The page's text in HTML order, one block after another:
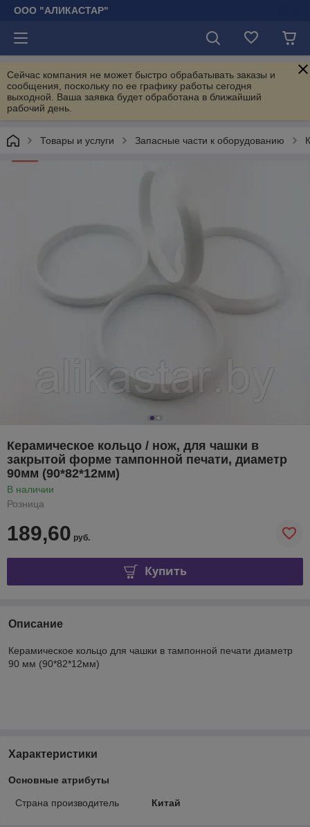
ООО "АЛИКАСТАР"
Сейчас компания не может быстро обрабатывать заказы и
сообщения, поскольку по ее графику работы сегодня
выходной. Ваша заявка будет обработана в ближайший
рабочий день.
Товары и услуги Запасные части к оборудованию
Керамическое кольцо / нож, для чашки в
закрытой форме тампонной печати, диаметр
90мм (90*82*12мм)
В наличии
Розница
189,60 руб.
Купить
Описание
Керамическое кольцо для чашки в тампонной печати диаметр
90 мм (90*82*12мм)
Характеристики
Основные атрибуты
Страна производитель Китай